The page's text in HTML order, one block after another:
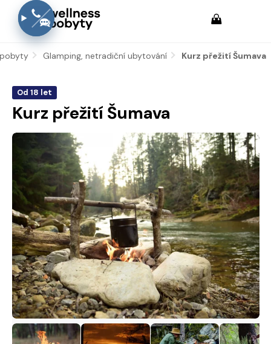
Glamping, netradiční ubytování Aktuální:
Kurz přežití Šumava
Od 18 let
Kurz přežití Šumava